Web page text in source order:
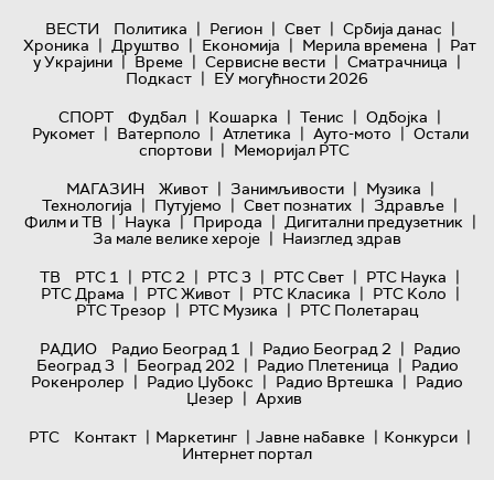
ВЕСТИ Политика | Регион | Свет | Србија данас |
Хроника | Друштво | Економија | Мерила времена | Рат
у Украјини | Време | Сервисне вести | Сматрачница |
Подкаст | ЕУ могућности 2026
СПОРТ
Фудбал | Кошарка | Тенис | Одбојка |
Рукомет | Ватерполо | Атлетика | Ауто-мото | Остали
спортови | Меморијал РТС
МАГАЗИН
Живот | Занимљивости | Музика |
Технологијa | Путујемо | Свет познатих | Здравље |
Филм и ТВ | Наука | Природа | Дигитални предузетник |
За мале велике хероје | Наизглед здрав
ТВ
РТС 1 | РТС 2 | РТС 3 | РТС Свет | РТС Наука |
РТС Драма | РТС Живот | РТС Класика | РТС Коло |
РТС Трезор | РТС Музика | РТС Полетарац
РАДИО
Радио Београд 1 | Радио Београд 2 | Радио
Београд 3 | Београд 202 | Радио Плетеница | Радио
Рокенролер | Радио Џубокс | Радио Вртешка | Радио
Џезер | Архив
РТС
Контакт | Маркетинг | Јавне набавке | Конкурси |
Интернет портал